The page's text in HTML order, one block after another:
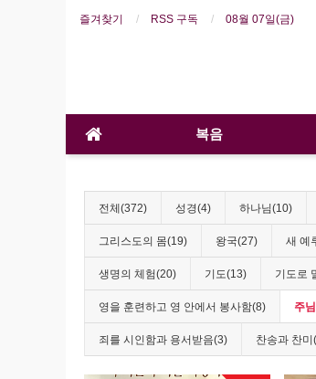
즐겨찾기 RSS 구독 08월 07일(금)
복음
전체(372) 성경(4) 하나님(10)
그리스도의 몸(19) 왕국(27) 새 예
생명의 체험(20) 기도(13) 기도로
영을 훈련하고 영 안에서 봉사함(8) 주
죄를 시인함과 용서받음(3) 찬송과 찬미